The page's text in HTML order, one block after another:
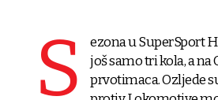
S
ezona u SuperSport
još samo tri kola, a
prvotimaca. Ozljede